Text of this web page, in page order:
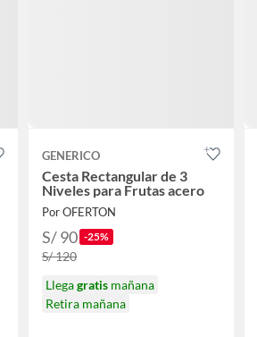
GENERICO
Cesta Rectangular de 3
Niveles para Frutas acero
Por OFERTON
S/ 90 -25%
S/ 120
Llegagratis mañana
Retira mañana